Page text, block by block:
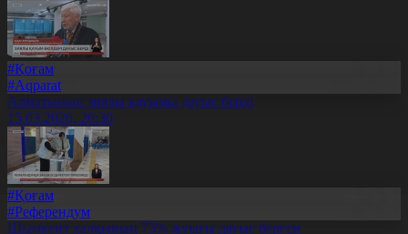
#Қоғам
#Aqparat
Алматының зиялы қауымы дауыс берді
15.03.2026, 20:30
#Қоғам
#Референдум
Шымкент халқының 75% жуығы дауыс берген